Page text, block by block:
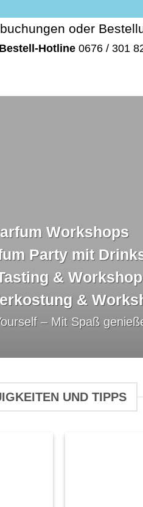
oder
Hotline0676 / 301
Workshops
Party mit
&
&
–Mit Spaß
UND TIPPS